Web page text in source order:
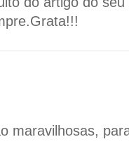
maravilhosas,